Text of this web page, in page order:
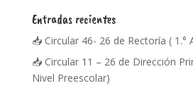
Entradas recientes
📥 Circular 46- 26 de Rectoría ( 1.°
📥 Circular 11 – 26 de Dirección
Nivel Preescolar)